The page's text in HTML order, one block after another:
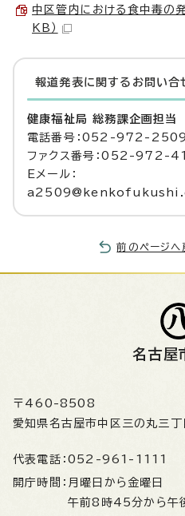
中区管内における食中毒
KB）
報道発表に関するお問い合
健康福祉局 総務課企画担当
電話番号：052-972-2509
ファクス番号：052-972-
Eメール：
前のページへ
名古屋
〒460-8508
愛知県名古屋市中区三の丸三
代表電話： 052-961-1111
開庁時間： 月曜日から金曜日
午前8時45分から午